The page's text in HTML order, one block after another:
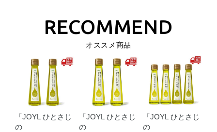
オススメ商品
「JOYLひとさじ
の
「JOYLひとさじ
の
「JOYLひとさじ
の